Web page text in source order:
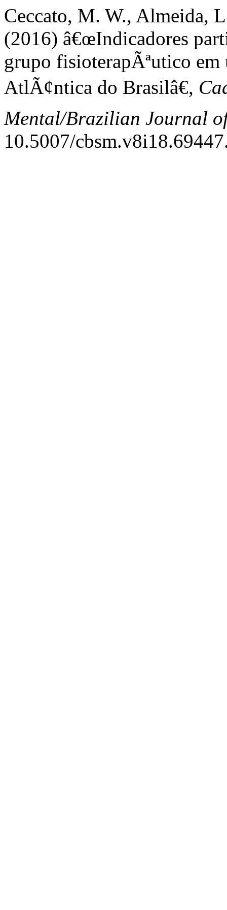
Ceccato, M. W., Almeida,
(2016) â€œIndicadores
grupo fisioterapÃªutico
AtlÃ¢ntica do Brasilâ€,
Mental/Brazilian Journal
10.5007/